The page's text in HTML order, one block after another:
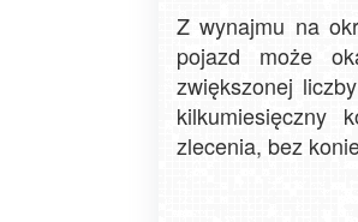
Z wynajmu na
pojazd może
zwiększonej
kilkumiesięczny
zlecenia, bez